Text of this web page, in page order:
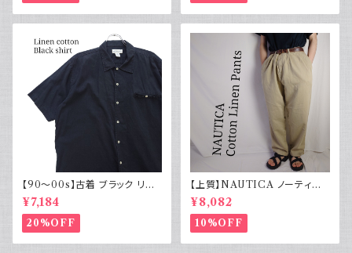
【90～00s】古着 ブラック リネ
ンコットンシャツ 黒 ボックスシ
ルエット
¥7,184
20%OFF
【上質】NAUTICA ノーティカ
コットンリネンパンツ ツータック
¥8,082
10%OFF